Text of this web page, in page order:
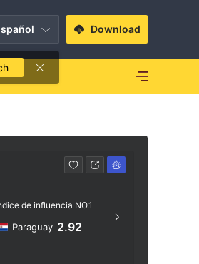
Download
de influencia NO.1
Paraguay 2.92